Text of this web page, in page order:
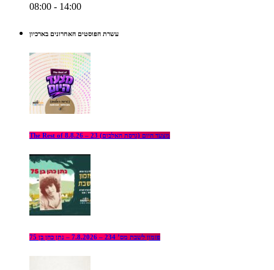
08:00 - 14:00
עשרת הפוסטים האחרונים בארכיון
The Rest of מצעד היום (גרסת האלבום) 23 – 8.8.26
פזמון לשבת מס’ 234 – 7.8.2026 – נתן כהן בן 75